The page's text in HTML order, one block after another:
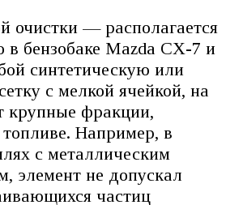
очистки — располагается
в бензобаке Mazda CX-7 и
синтетическую или
с мелкой ячейкой, на
крупные фракции,
Например, в
с металлическим
элемент не допускал
частиц